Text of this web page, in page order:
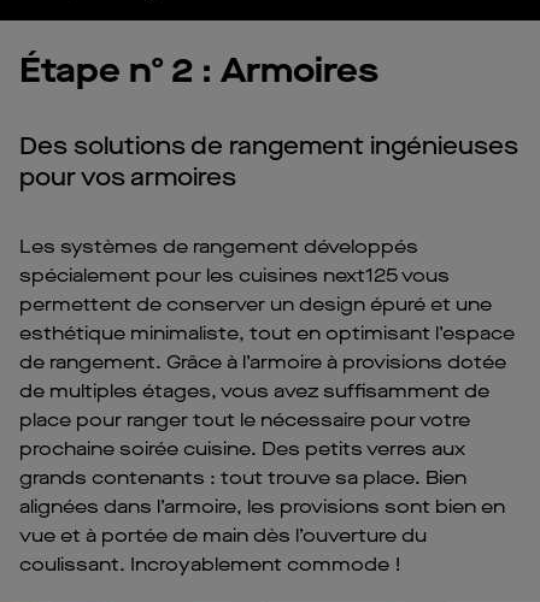
Étape nº 2 : Armoires
Des solutions de rangement ingénieuses
pour vos armoires
Les systèmes de rangement développés
spécialement pour les cuisines next125 vous
permettent de conserver un design épuré et une
esthétique minimaliste, tout en optimisant l’espace
de rangement. Grâce à l’armoire à provisions dotée
de multiples étages, vous avez suffisamment de
place pour ranger tout le nécessaire pour votre
prochaine soirée cuisine. Des petits verres aux
grands contenants : tout trouve sa place. Bien
alignées dans l’armoire, les provisions sont bien en
vue et à portée de main dès l’ouverture du
coulissant. Incroyablement commode !